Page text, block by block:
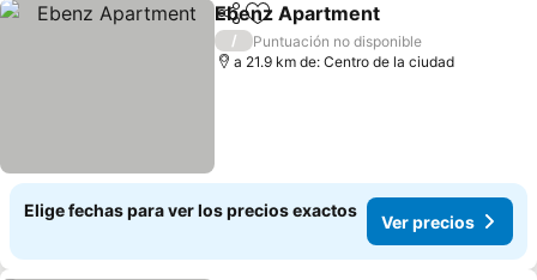
CompartirAgregar a favoritos
Ebenz Apartment
/
Puntuación no disponible
a 21.9 km de: Centro de la ciudad
Elige fechas para ver los precios exactos
Ver precios